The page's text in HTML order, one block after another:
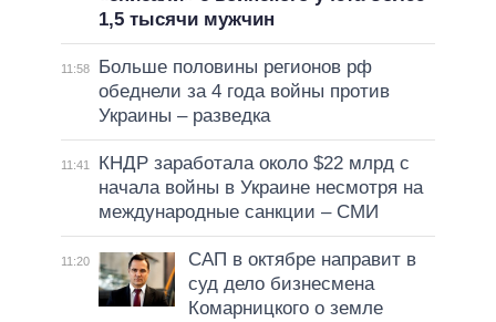
1,5 тысячи мужчин
11:58
Больше половины регионов рф
обеднели за 4 года войны против
Украины – разведка
11:41
КНДР заработала около $22 млрд с
начала войны в Украине несмотря на
международные санкции – СМИ
11:20
САП в октябре направит в
суд дело бизнесмена
Комарницкого о земле